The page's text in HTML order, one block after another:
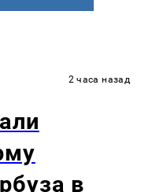
2 часа назад
в